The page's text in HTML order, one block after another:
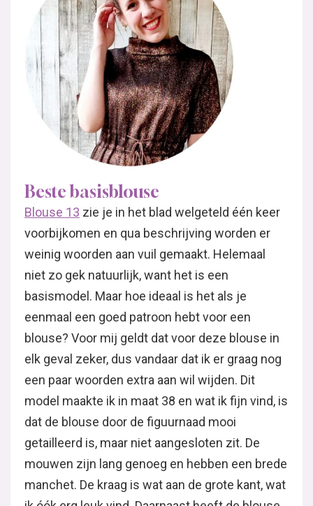
Beste basisblouse
Blouse 13 zie je in het blad welgeteld één keer
voorbijkomen en qua beschrijving worden er
weinig woorden aan vuil gemaakt. Helemaal
niet zo gek natuurlijk, want het is een
basismodel. Maar hoe ideaal is het als je
eenmaal een goed patroon hebt voor een
blouse? Voor mij geldt dat voor deze blouse in
elk geval zeker, dus vandaar dat ik er graag nog
een paar woorden extra aan wil wijden. Dit
model maakte ik in maat 38 en wat ik fijn vind, is
dat de blouse door de figuurnaad mooi
getailleerd is, maar niet aangesloten zit. De
mouwen zijn lang genoeg en hebben een brede
manchet. De kraag is wat aan de grote kant, wat